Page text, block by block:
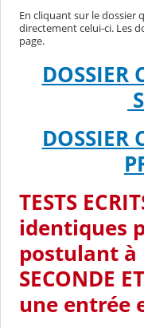
En cliquant sur le dossier
directement celui-ci. Les
page.
TESTS
identiques
postulant à
SECONDE
une entrée